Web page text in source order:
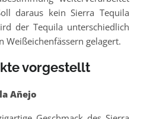
daraus kein Sierra Tequila
der Tequila unterschiedlich
Weißeichenfässern gelagert.
vorgestellt
Añejo